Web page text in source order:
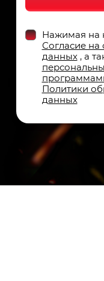
Нажимая на
Согласие на
данных, а
Политики
данных